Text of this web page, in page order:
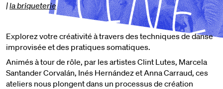
|la briqueterie
Explorez votre créativité à travers des techniques de danse
improvisée et des pratiques somatiques.
Animés à tour de rôle, par les artistes Clint Lutes, Marcela
Santander Corvalán, Inés Hernández et Anna Carraud, ces
ateliers nous plongent dans un processus de création